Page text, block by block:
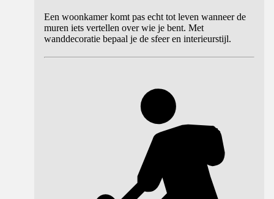
Een woonkamer komt pas echt tot leven wanneer de
muren iets vertellen over wie je bent. Met
wanddecoratie bepaal je de sfeer en interieurstijl.